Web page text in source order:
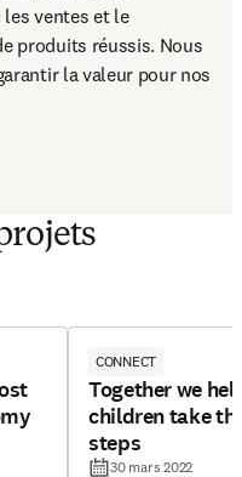
ventes et le
produits réussis. Nous
la valeur pour nos
CONNECT
Together we
children take
steps
30 mars 2022